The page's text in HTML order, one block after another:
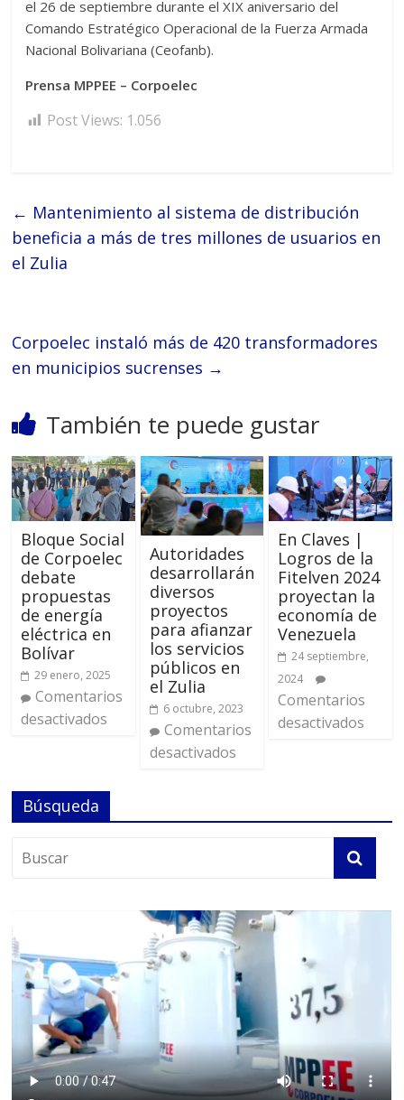
el 26 de septiembre durante el XIX aniversario del
Comando Estratégico Operacional de la Fuerza Armada
Nacional Bolivariana (Ceofanb).
Prensa MPPEE – Corpoelec
Post Views: 1.056
← Mantenimiento al sistema de distribución
beneficia a más de tres millones de usuarios en
el Zulia
Corpoelec instaló más de 420 transformadores
en municipios sucrenses →
También te puede gustar
Bloque Social
de Corpoelec
debate
propuestas
de energía
eléctrica en
Bolívar
29 enero, 2025
Comentarios
desactivados
Autoridades
desarrollarán
diversos
proyectos
para afianzar
los servicios
públicos en
el Zulia
6 octubre, 2023
Comentarios
desactivados
En Claves |
Logros de la
Fitelven 2024
proyectan la
economía de
Venezuela
24 septiembre,
2024
Comentarios
desactivados
Búsqueda